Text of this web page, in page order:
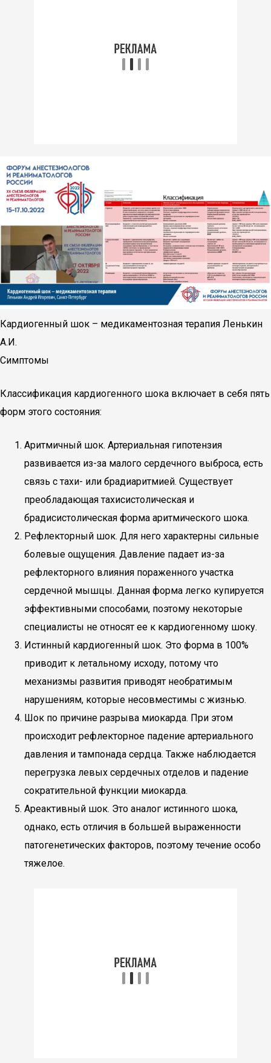
Кардиогенный шок – медикаментозная терапия Ленькин
А.И.
Симптомы
Классификация кардиогенного шока включает в себя пять
форм этого состояния:
Аритмичный шок. Артериальная гипотензия
развивается из-за малого сердечного выброса, есть
связь с тахи- или брадиаритмией. Существует
преобладающая тахисистолическая и
брадисистолическая форма аритмического шока.
Рефлекторный шок. Для него характерны сильные
болевые ощущения. Давление падает из-за
рефлекторного влияния пораженного участка
сердечной мышцы. Данная форма легко купируется
эффективными способами, поэтому некоторые
специалисты не относят ее к кардиогенному шоку.
Истинный кардиогенный шок. Это форма в 100%
приводит к летальному исходу, потому что
механизмы развития приводят необратимым
нарушениям, которые несовместимы с жизнью.
Шок по причине разрыва миокарда. При этом
происходит рефлекторное падение артериального
давления и тампонада сердца. Также наблюдается
перегрузка левых сердечных отделов и падение
сократительной функции миокарда.
Ареактивный шок. Это аналог истинного шока,
однако, есть отличия в большей выраженности
патогенетических факторов, поэтому течение особо
тяжелое.